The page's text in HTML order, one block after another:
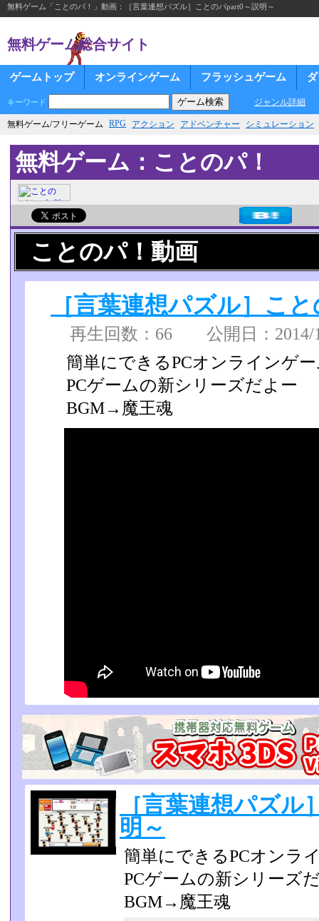
無料ゲーム「ことのパ！」動画：［言葉連想パズル］ことのパpart0～説明～
無料ゲーム総合サイト
ゲームトップ オンラインゲーム フラッシュゲーム
キーワード ジャンル詳細
無料ゲーム/フリーゲーム RPG アクション アドベンチャー シミュレーション
無料ゲーム：ことのパ！
ことのパ！動画
［言葉連想パズル］こ
再生回数：66 公開日：2014/
簡単にできるPCオンラインゲ
PCゲームの新シリーズだよー
BGM→魔王魂
［言葉連想パズ
明～
簡単にできるPCオンラ
PCゲームの新シリーズ
BGM→魔王魂